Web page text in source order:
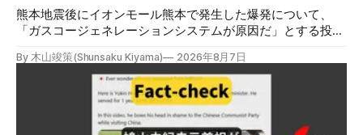
熊本地震後にイオンモール熊本で発生した爆発について、
「ガスコージェネレーションシステムが原因だ」とする投稿
ジェネレーションやガス発電機は設置していないことを確認
している」と発表し、LPガスが原因だった可能性が高いと説
明しています。またイオンは5日、事故原因を調べる事故調
査委員会を設置すると発表しました。 検証対象 拡散した投
By 木山竣策(Shunsaku Kiyama) 2026年8月7日